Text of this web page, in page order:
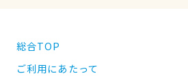
総合TOP
ご利用にあたって